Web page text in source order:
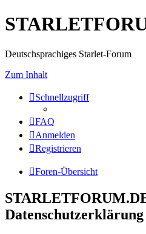
Deutschsprachiges Starlet-Forum
Zum Inhalt
Schnellzugriff
FAQ
Anmelden
Registrieren
Foren-Übersicht
Datenschutzerklärung